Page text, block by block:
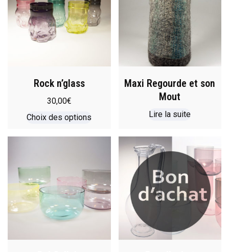
Rock n’glass
30,00€
Choix des options
Maxi Regourde et son
Mout
Lire la suite